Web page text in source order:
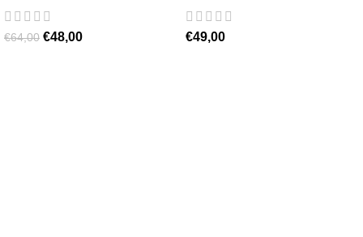
€64,00 €48,00 €49,00